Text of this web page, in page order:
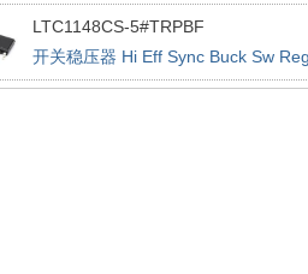
Reg
LTC1148CS-5#TRPBF
开关稳压器 Hi Eff Sync Buck Sw